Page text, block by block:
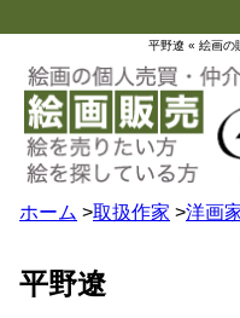
平野遼 « 絵画の
ホーム >取扱作家 >洋画
平野遼